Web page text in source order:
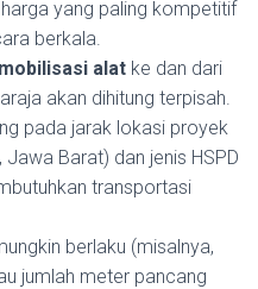
yang paling kompetitif
berkala.
alat ke dan dari
akan dihitung terpisah.
pada jarak lokasi proyek
Barat) dan jenis HSPD
transportasi
berlaku (misalnya,
jumlah meter pancang